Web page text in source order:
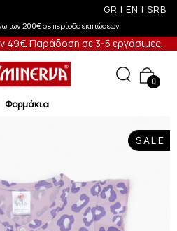
GR | EN | SRB
200€ σε περίοδο εκπτώσεων
Παράδοση σε 3-5 εργάσιμες.
0
Φορμάκια
SALE